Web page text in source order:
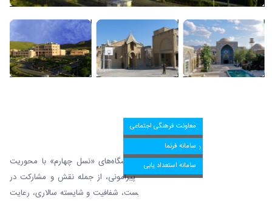
معاونت فرهنگی اجتماعی
سامانه فرنما
سامانه استعداد یابی
امور اجتماعی
امور اجتماعی مقوله‌ای مهم در گفتمان دانشگاه‌های «نسل چهارم» با محوریت
تعهد و مسئولیت آنها نسبت به محیط پیرامونی، از جمله نقش و مشارکت در
توسعه اجتماعی، تعهد در قبال محیط زیست، شفافیت و شایسته سالاری، رعایت